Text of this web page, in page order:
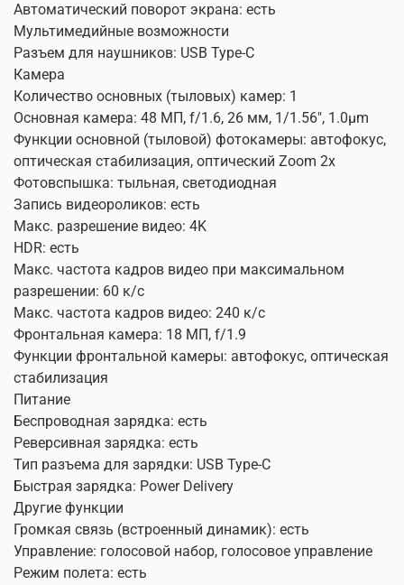
Автоматический поворот экрана: есть
Мультимедийные возможности
Разъем для наушников: USB Type-C
Камера
Количество основных (тыловых) камер: 1
Основная камера: 48 МП, f/1.6, 26 мм, 1/1.56", 1.0µm
Функции основной (тыловой) фотокамеры: автофокус,
оптическая стабилизация, оптический Zoom 2x
Фотовспышка: тыльная, светодиодная
Запись видеороликов: есть
Макс. разрешение видео: 4K
HDR: есть
Макс. частота кадров видео при максимальном
разрешении: 60 к/c
Макс. частота кадров видео: 240 к/с
Фронтальная камера: 18 МП, f/1.9
Функции фронтальной камеры: автофокус, оптическая
стабилизация
Питание
Беспроводная зарядка: есть
Реверсивная зарядка: есть
Тип разъема для зарядки: USB Type-C
Быстрая зарядка: Power Delivery
Другие функции
Громкая связь (встроенный динамик): есть
Управление: голосовой набор, голосовое управление
Режим полета: есть